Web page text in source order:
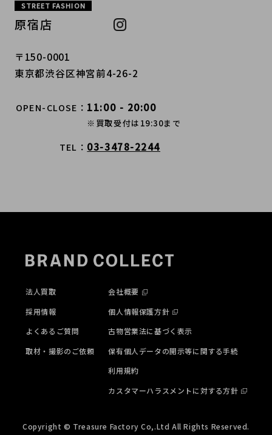
STREET FASHION
原宿店
〒150-0001
東京都渋谷区神宮前4-26-2
OPEN-CLOSE 11:00 - 20:00
※買取受付は19:30まで
TEL 03-3478-2244
法人買取
採用情報
よくあるご質問
取材・撮影のご依頼
会社概要
個人情報保護方針
古物営業法に基づく表示
保有個人データの開示等に関する手続
利用規約
カスタマーハラスメントに対する方針
Copyright © Treasure Factory Co,.Ltd All Rights Reserved.